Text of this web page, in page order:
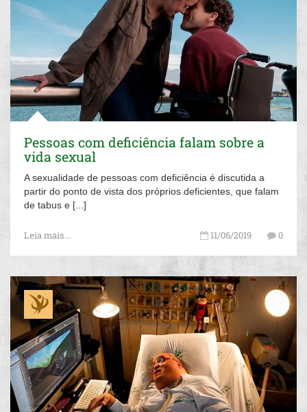
Pessoas com deficiência falam sobre a
vida sexual
A sexualidade de pessoas com deficiência é discutida a
partir do ponto de vista dos próprios deficientes, que falam
de tabus e [...]
Leia mais... 11/06/2019 0